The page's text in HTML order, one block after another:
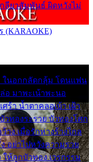
ลียวสัมพันธ์ ผิดหวังไม่
(KARAOKE)
ในอกกลัดกลุ้ม โดนแฟน
อ มาพะเน้าพะนอ
ศร้า น้ำตาคลอเบ้า เฝ้า
ทองระรวย บัวทองโศก
าง เมื่อรักห่างร้างไกล
อย่าไปหวังความรวย
ห้ลูกบัวทอง เวรกรรม